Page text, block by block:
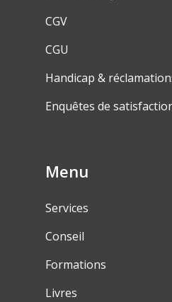
CGV
CGU
Handicap &
Enquêtes de
Menu
Services
Conseil
Formations
Livres